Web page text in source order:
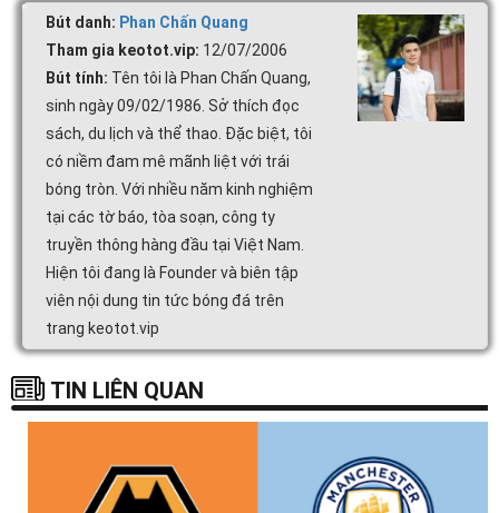
Bút danh: Phan Chấn Quang
Tham gia keotot.vip: 12/07/2006
Bút tính: Tên tôi là Phan Chấn Quang,
sinh ngày 09/02/1986. Sở thích đọc
sách, du lịch và thể thao. Đặc biệt, tôi
có niềm đam mê mãnh liệt với trái
bóng tròn. Với nhiều năm kinh nghiệm
tại các tờ báo, tòa soạn, công ty
truyền thông hàng đầu tại Việt Nam.
Hiện tôi đang là Founder và biên tập
viên nội dung tin tức bóng đá trên
trang keotot.vip
TIN LIÊN QUAN